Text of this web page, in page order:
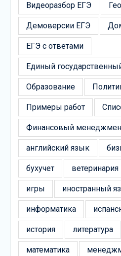
Видеоразбор ЕГЭ
Демоверсии ЕГЭ
ЕГЭ с ответами
Единый
Образование
Примеры работ
Финансовый
английский язык
бухучет ветеринария
игры иностранный
информатика
история литература
математика